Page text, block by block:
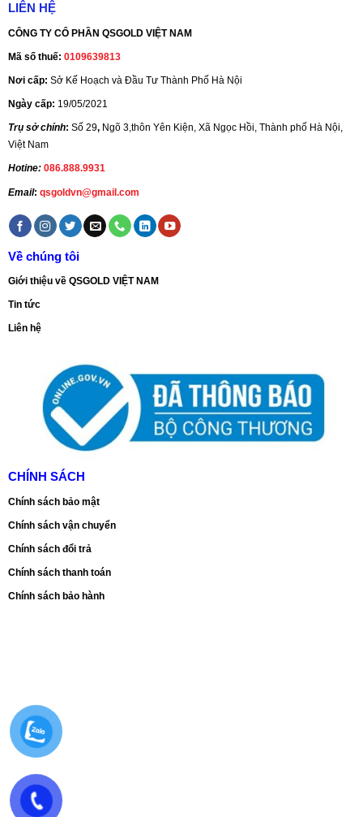
LIÊN HỆ
CÔNG TY CỔ PHẦN QSGOLD VIỆT NAM
Mã số thuế: 0109639813
Nơi cấp: Sở Kế Hoạch và Đầu Tư Thành Phố Hà Nội
Ngày cấp: 19/05/2021
Trụ sở chính: Số 29, Ngõ 3,thôn Yên Kiện, Xã Ngọc Hồi, Thành phố Hà Nội,
Việt Nam
Hotine: 086.888.9931
Email: qsgoldvn@gmail.com
Về chúng tôi
Giới thiệu về QSGOLD VIỆT NAM
Tin tức
Liên hệ
CHÍNH SÁCH
Chính sách bảo mật
Chính sách vận chuyển
Chính sách đổi trả
Chính sách thanh toán
Chính sách bảo hành